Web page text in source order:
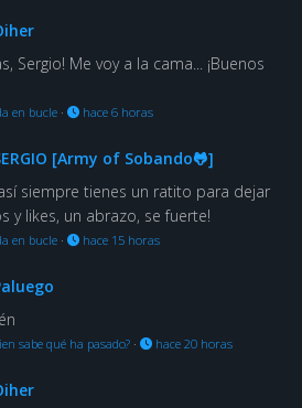
Sergio! Me voy a la cama... ¡Buenos
en bucle · hace 6 horas
[Army of Sobando🐸]
siempre tienes un ratito para dejar
y likes, un abrazo, se fuerte!
en bucle · hace 15 horas
sabe qué ha pasado? · hace 20 horas